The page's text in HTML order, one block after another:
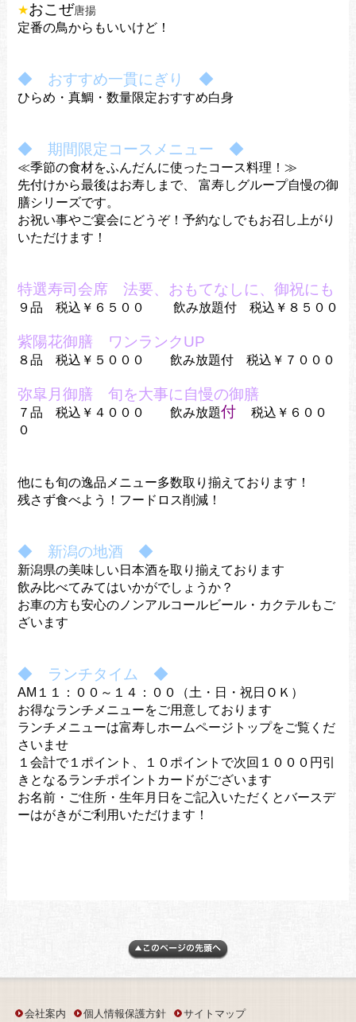
★おこぜ唐揚
定番の鳥からもいいけど！
◆ おすすめ一貫にぎり ◆
ひらめ・真鯛・ 数量限定おすすめ白身
◆ 期間限定コースメニュー ◆
≪季節の食材をふんだんに使ったコース料理！≫
先付けから最後はお寿しまで、
富寿しグループ自慢の御
膳シリーズです。
お祝い事やご宴会にどうぞ！ 予約なしでもお召し上がり
いただけます！
特選寿司会席 法要、おもてなしに、御祝にも
９品 税込￥６５００ 飲み放題付 税込￥８５００
紫陽花御膳 ワンランクUP
８品 税込￥５０００ 飲み放題付 税込￥７０００
弥皐月御膳 旬を大事に自慢の御膳
７品 税込￥４０００ 飲み放題付 税込￥６００
０
他にも旬の逸品メニュー多数取り揃えております！
残さず食べよう！フードロス削減！
◆ 新潟の地酒 ◆
新潟県の美味しい日本酒を取り揃えております
飲み比べてみてはいかがでしょうか？
お車の方も安心のノンアルコールビール・カクテルもご
ざいます
◆ ランチタイム ◆
AM１１：００～１４：００（土・日・祝日ＯＫ）
お得なランチメニューをご用意しております
ランチメニューは富寿しホームページトップをご覧くだ
さいませ
１会計で１ポイント、１０ポイントで次回１０００円引
きとなるランチポイントカードがございます
お名前・ご住所・生年月日をご記入いただくとバースデ
ーはがきがご利用いただけます！
会社案内 個人情報保護方針 サイトマップ